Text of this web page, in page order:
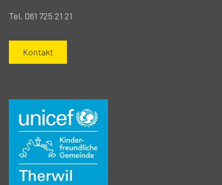
Tel. 061 725 21 21
Kontakt